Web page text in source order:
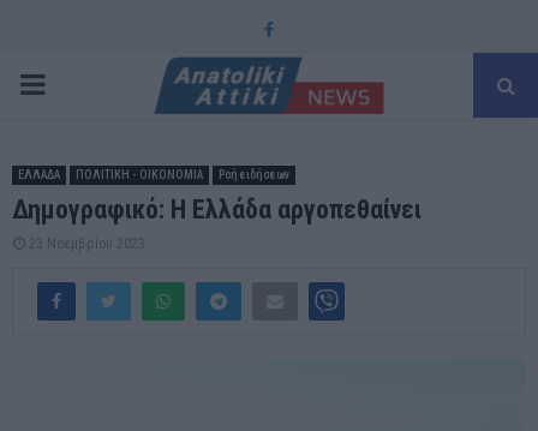
Facebook
PRIMARY
ΕΛΛΑΔΑ ΠΟΛΙΤΙΚΗ - ΟΙΚΟΝΟΜΙΑ Ροή ειδήσεων
Δημογραφικό: Η Ελλάδα αργοπεθαίνει
23 Νοεμβρίου 2023